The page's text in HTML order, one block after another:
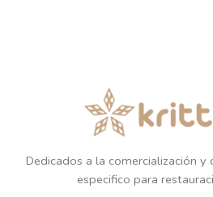
Dedicados a la comercialización
especifico para